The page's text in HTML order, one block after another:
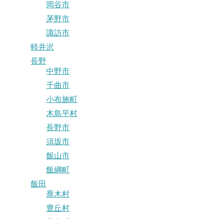
岡谷市
茅野市
諏訪市
軽井沢
長野
中野市
千曲市
小布施町
木島平村
長野市
須坂市
飯山市
飯綱町
飯田
喬木村
豊丘村